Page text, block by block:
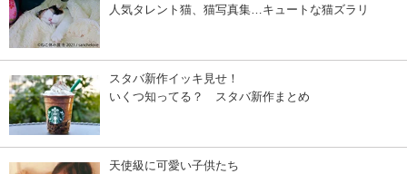
人気タレント猫、猫写真集…キュートな猫ズラリ
スタバ新作イッキ見せ！
いくつ知ってる？ スタバ新作まとめ
天使級に可愛い子供たち